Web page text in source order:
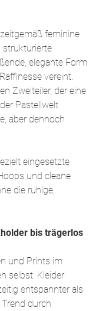
feminine
strukturierte
elegante Form
vereint.
Zweiteiler, der eine
Pastellwelt
aber dennoch
eingesetzte
und cleane
die ruhige,
bis trägerlos
und Prints im
selbst. Kleider
entspannter als
durch